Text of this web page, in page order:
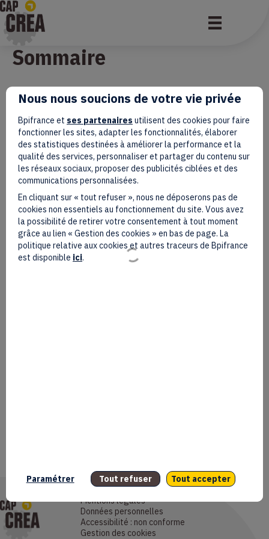
Le guide Cap Crea avec
Sommaire
Mentions légales
Données personnelles
Accessibilité : non conforme
Gestion des cookies
Nous nous soucions de votre vie privée
Bpifrance et ses partenaires utilisent des cookies pour faire
fonctionner les sites, adapter les fonctionnalités, élaborer
des statistiques destinées à améliorer la performance et la
qualité des services, personnaliser et partager du contenu sur
les réseaux sociaux, proposer des publicités ciblées et des
communications personnalisées.
En cliquant sur « tout refuser », nous ne déposerons pas de
cookies non essentiels au fonctionnement du site. Vous avez
la possibilité de retirer votre consentement à tout moment
grâce au lien « Gestion des cookies » en bas de page. La
politique relative aux cookies et autres traceurs de Bpifrance
est disponible ici.
Paramétrer Tout refuser Tout accepter